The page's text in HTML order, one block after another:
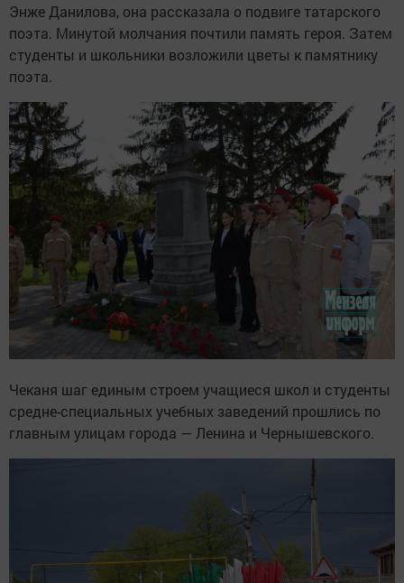
Энже Данилова, она рассказала о подвиге татарского
поэта. Минутой молчания почтили память героя. Затем
студенты и школьники возложили цветы к памятнику
поэта.
Чеканя шаг единым строем учащиеся школ и студенты
средне-специальных учебных заведений прошлись по
главным улицам города — Ленина и Чернышевского.